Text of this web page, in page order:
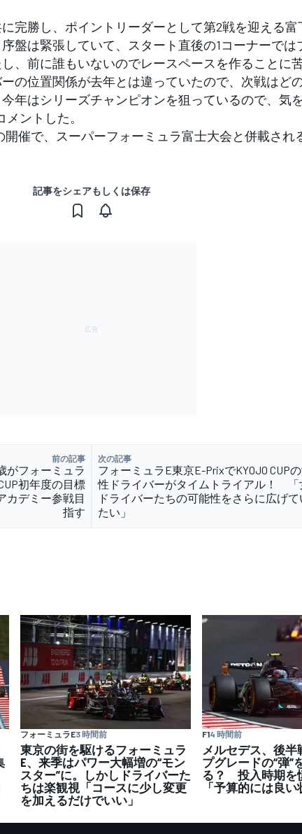
完勝し、ポイントリーダーとして第2戦を迎える富
盤は緊張していて、スタート直後の1コーナーでは
、前に誰もいないのでレースペースを作ることに
の位置関係が去年とは違っていたので、次戦はど
年はシリーズチャンピオンを狙っているので、気
ントした。
催で、スーパーフォーミュラ富士大会と併載され
記事をシェアもしくは保存
前の記事
がフォーミュラ
初年度の目標
カデミー参戦目
指す
次の記事
フォーミュラE東京E-PrixでKYOJO CUP
性ドライバーがタイムトライアル！ 「
ドライバーたちの可能性をさらに広げて
たい」
フォーミュラE3 時間前
東京の街を駆けるフォーミュラ
E、来季はパワー大幅増の“モン
スター”に。しかしドライバーた
ちは楽観視「コースに少し変更
を加えるだけでいい」
F14 時間前
メルセデス、後半
プグレードの“弾”
る？ 投入時期を
「予算的には良い